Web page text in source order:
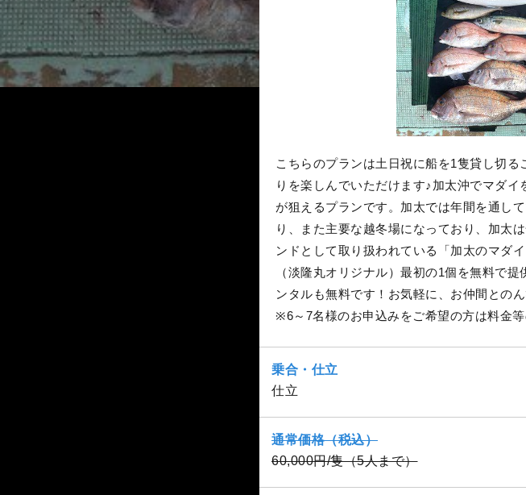
こちらのプランは土日祝に船を1隻貸し切
りを楽しんでいただけます♪加太沖でマダ
が狙えるプランです。加太では年間を通し
り、また主要な越冬場になっており、加太
ンドとして取り扱われている「加太のマダ
（淡隆丸オリジナル）最初の1個を無料で
ンタルも無料です！お気軽に、お仲間との
※6～7名様のお申込みをご希望の方は料金
乗合・仕立
仕立
通常価格（税込）
60,000円/隻（5人まで）